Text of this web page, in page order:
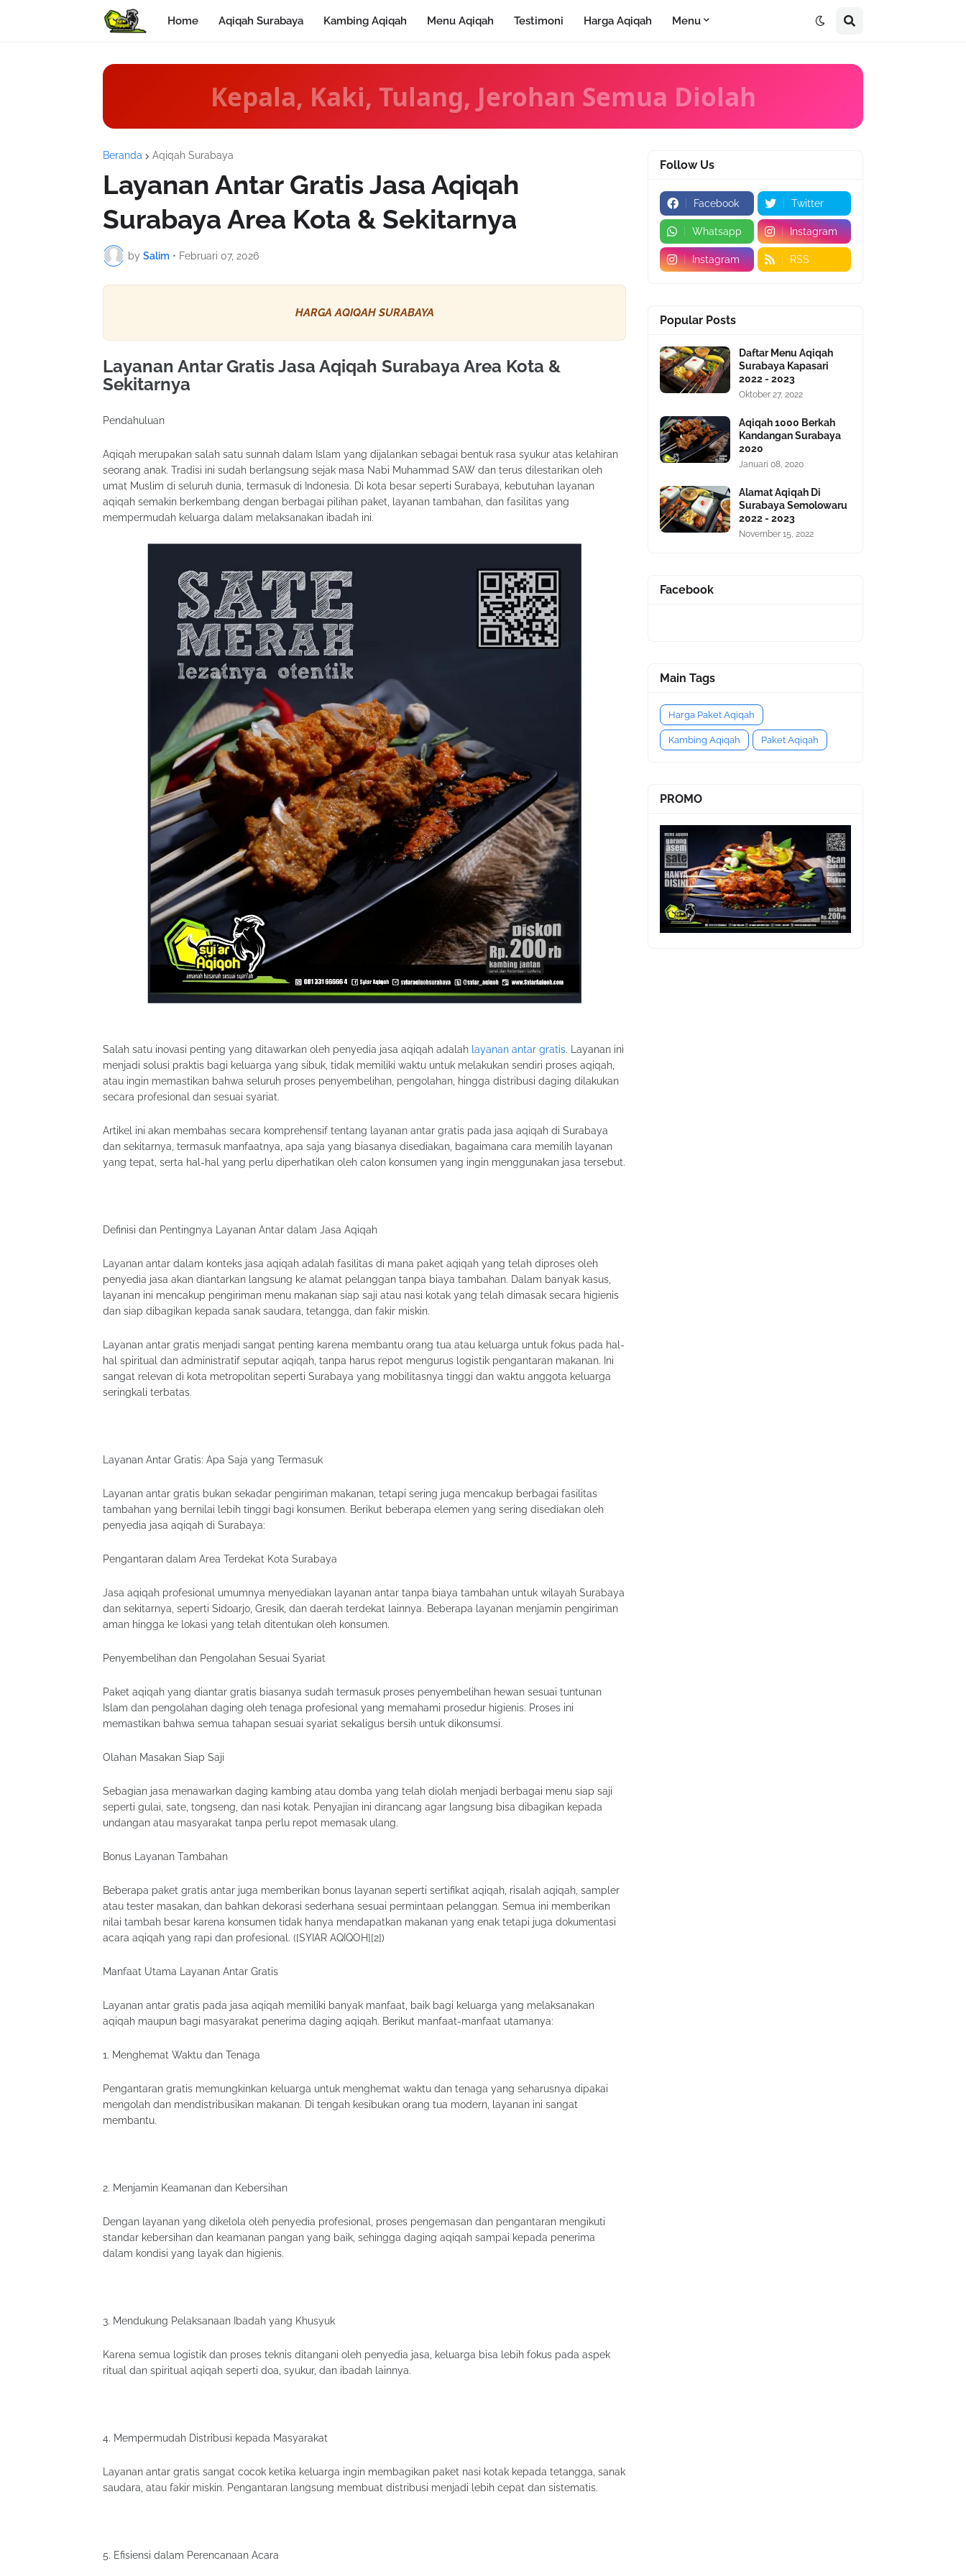
Home Aqiqah Surabaya Kambing Aqiqah Menu Aqiqah Testimoni Harga Aqiqah Menu
Kepala, Kaki, Tulang, Jerohan Semua Diolah
Beranda Aqiqah Surabaya
Layanan Antar Gratis Jasa Aqiqah
Surabaya Area Kota & Sekitarnya
by Salim • Februari 07, 2026
HARGA AQIQAH SURABAYA
Layanan Antar Gratis Jasa Aqiqah Surabaya Area Kota &
Sekitarnya
Pendahuluan
Aqiqah merupakan salah satu sunnah dalam Islam yang dijalankan sebagai bentuk rasa syukur atas kelahiran
seorang anak. Tradisi ini sudah berlangsung sejak masa Nabi Muhammad SAW dan terus dilestarikan oleh
umat Muslim di seluruh dunia, termasuk di Indonesia. Di kota besar seperti Surabaya, kebutuhan layanan
aqiqah semakin berkembang dengan berbagai pilihan paket, layanan tambahan, dan fasilitas yang
mempermudah keluarga dalam melaksanakan ibadah ini.
Salah satu inovasi penting yang ditawarkan oleh penyedia jasa aqiqah adalah layanan antar gratis. Layanan ini
menjadi solusi praktis bagi keluarga yang sibuk, tidak memiliki waktu untuk melakukan sendiri proses aqiqah,
atau ingin memastikan bahwa seluruh proses penyembelihan, pengolahan, hingga distribusi daging dilakukan
secara profesional dan sesuai syariat.
Artikel ini akan membahas secara komprehensif tentang layanan antar gratis pada jasa aqiqah di Surabaya
dan sekitarnya, termasuk manfaatnya, apa saja yang biasanya disediakan, bagaimana cara memilih layanan
yang tepat, serta hal-hal yang perlu diperhatikan oleh calon konsumen yang ingin menggunakan jasa tersebut.
Definisi dan Pentingnya Layanan Antar dalam Jasa Aqiqah
Layanan antar dalam konteks jasa aqiqah adalah fasilitas di mana paket aqiqah yang telah diproses oleh
penyedia jasa akan diantarkan langsung ke alamat pelanggan tanpa biaya tambahan. Dalam banyak kasus,
layanan ini mencakup pengiriman menu makanan siap saji atau nasi kotak yang telah dimasak secara higienis
dan siap dibagikan kepada sanak saudara, tetangga, dan fakir miskin.
Layanan antar gratis menjadi sangat penting karena membantu orang tua atau keluarga untuk fokus pada hal-
hal spiritual dan administratif seputar aqiqah, tanpa harus repot mengurus logistik pengantaran makanan. Ini
sangat relevan di kota metropolitan seperti Surabaya yang mobilitasnya tinggi dan waktu anggota keluarga
seringkali terbatas.
Layanan Antar Gratis: Apa Saja yang Termasuk
Layanan antar gratis bukan sekadar pengiriman makanan, tetapi sering juga mencakup berbagai fasilitas
tambahan yang bernilai lebih tinggi bagi konsumen. Berikut beberapa elemen yang sering disediakan oleh
penyedia jasa aqiqah di Surabaya:
Pengantaran dalam Area Terdekat Kota Surabaya
Jasa aqiqah profesional umumnya menyediakan layanan antar tanpa biaya tambahan untuk wilayah Surabaya
dan sekitarnya, seperti Sidoarjo, Gresik, dan daerah terdekat lainnya. Beberapa layanan menjamin pengiriman
aman hingga ke lokasi yang telah ditentukan oleh konsumen.
Penyembelihan dan Pengolahan Sesuai Syariat
Paket aqiqah yang diantar gratis biasanya sudah termasuk proses penyembelihan hewan sesuai tuntunan
Islam dan pengolahan daging oleh tenaga profesional yang memahami prosedur higienis. Proses ini
memastikan bahwa semua tahapan sesuai syariat sekaligus bersih untuk dikonsumsi.
Olahan Masakan Siap Saji
Sebagian jasa menawarkan daging kambing atau domba yang telah diolah menjadi berbagai menu siap saji
seperti gulai, sate, tongseng, dan nasi kotak. Penyajian ini dirancang agar langsung bisa dibagikan kepada
undangan atau masyarakat tanpa perlu repot memasak ulang.
Bonus Layanan Tambahan
Beberapa paket gratis antar juga memberikan bonus layanan seperti sertifikat aqiqah, risalah aqiqah, sampler
atau tester masakan, dan bahkan dekorasi sederhana sesuai permintaan pelanggan. Semua ini memberikan
nilai tambah besar karena konsumen tidak hanya mendapatkan makanan yang enak tetapi juga dokumentasi
acara aqiqah yang rapi dan profesional. ([SYIAR AQIQOH][2])
Manfaat Utama Layanan Antar Gratis
Layanan antar gratis pada jasa aqiqah memiliki banyak manfaat, baik bagi keluarga yang melaksanakan
aqiqah maupun bagi masyarakat penerima daging aqiqah. Berikut manfaat-manfaat utamanya:
1. Menghemat Waktu dan Tenaga
Pengantaran gratis memungkinkan keluarga untuk menghemat waktu dan tenaga yang seharusnya dipakai
mengolah dan mendistribusikan makanan. Di tengah kesibukan orang tua modern, layanan ini sangat
membantu.
2. Menjamin Keamanan dan Kebersihan
Dengan layanan yang dikelola oleh penyedia profesional, proses pengemasan dan pengantaran mengikuti
standar kebersihan dan keamanan pangan yang baik, sehingga daging aqiqah sampai kepada penerima
dalam kondisi yang layak dan higienis.
3. Mendukung Pelaksanaan Ibadah yang Khusyuk
Karena semua logistik dan proses teknis ditangani oleh penyedia jasa, keluarga bisa lebih fokus pada aspek
ritual dan spiritual aqiqah seperti doa, syukur, dan ibadah lainnya.
4. Mempermudah Distribusi kepada Masyarakat
Layanan antar gratis sangat cocok ketika keluarga ingin membagikan paket nasi kotak kepada tetangga, sanak
saudara, atau fakir miskin. Pengantaran langsung membuat distribusi menjadi lebih cepat dan sistematis.
5. Efisiensi dalam Perencanaan Acara
Follow Us
Facebook Twitter
Whatsapp Instagram
Instagram RSS
Popular Posts
Daftar Menu Aqiqah
Surabaya Kapasari
2022 - 2023
Oktober 27, 2022
Aqiqah 1000 Berkah
Kandangan Surabaya
2020
Januari 08, 2020
Alamat Aqiqah Di
Surabaya Semolowaru
2022 - 2023
November 15, 2022
Facebook
Main Tags
Harga Paket Aqiqah
Kambing Aqiqah Paket Aqiqah
PROMO